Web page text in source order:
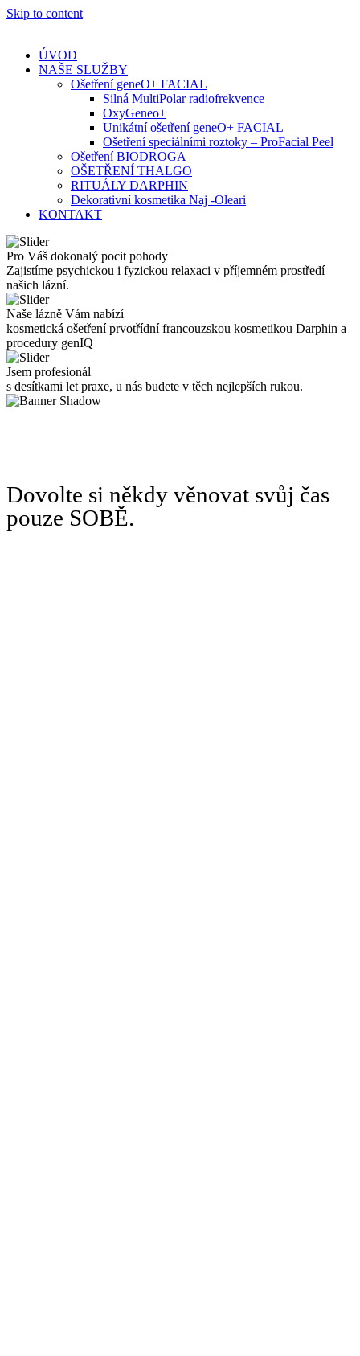
Skip to content
ÚVOD
NAŠE SLUŽBY
Ošetření geneO+ FACIAL
Silná MultiPolar radiofrekvence
OxyGeneo+
Unikátní ošetření geneO+ FACIAL
Ošetření speciálními roztoky – ProFacial Peel
Ošetření BIODROGA
OŠETŘENÍ THALGO
RITUÁLY DARPHIN
Dekorativní kosmetika Naj -Oleari
KONTAKT
Pro Váš dokonalý pocit pohody
Zajistíme psychickou i fyzickou relaxaci v příjemném prostředí
našich lázní.
Naše lázně Vám nabízí
kosmetická ošetření prvotřídní francouzskou kosmetikou Darphin a
procedury genIQ
Jsem profesionál
s desítkami let praxe, u nás budete v těch nejlepších rukou.
Dovolte si někdy věnovat svůj čas
pouze SOBĚ.